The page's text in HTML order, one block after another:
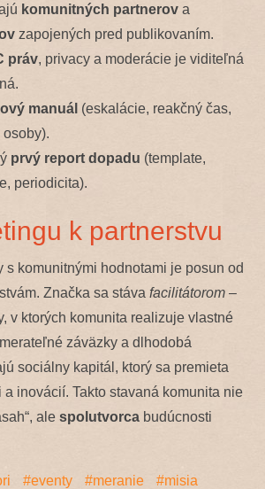
komunitných partnerov a
zapojených pred publikovaním.
práv, privacy a moderácie je viditeľná
manuál (eskalácie, reakčný čas,
prvý report dopadu (template,
periodicita).
k partnerstvu
s komunitnými hodnotami je posun od
Značka sa stáva facilitátorom –
v ktorých komunita realizuje vlastné
záväzky a dlhodobá
sociálny kapitál, ktorý sa premieta
a inovácií. Takto stavaná komunita nie
ale spolutvorca budúcnosti
eventy meranie
misia